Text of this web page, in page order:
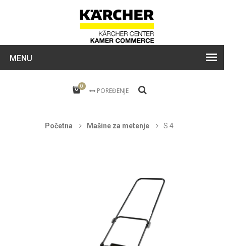
MENU
0
POREĐENJE
Početna Mašine za metenje S 4